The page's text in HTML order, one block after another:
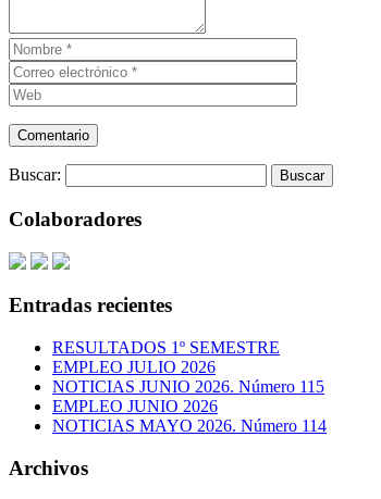
Buscar:
Colaboradores
Entradas recientes
RESULTADOS 1º SEMESTRE
EMPLEO JULIO 2026
NOTICIAS JUNIO 2026. Número 115
EMPLEO JUNIO 2026
NOTICIAS MAYO 2026. Número 114
Archivos